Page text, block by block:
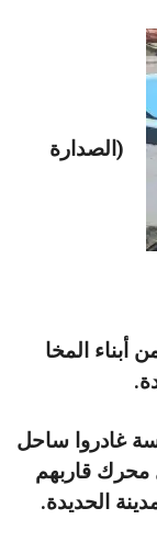
(الصدارة
أبناء المخا
غادروا ساحل
محرك قاربهم
الحديدة.